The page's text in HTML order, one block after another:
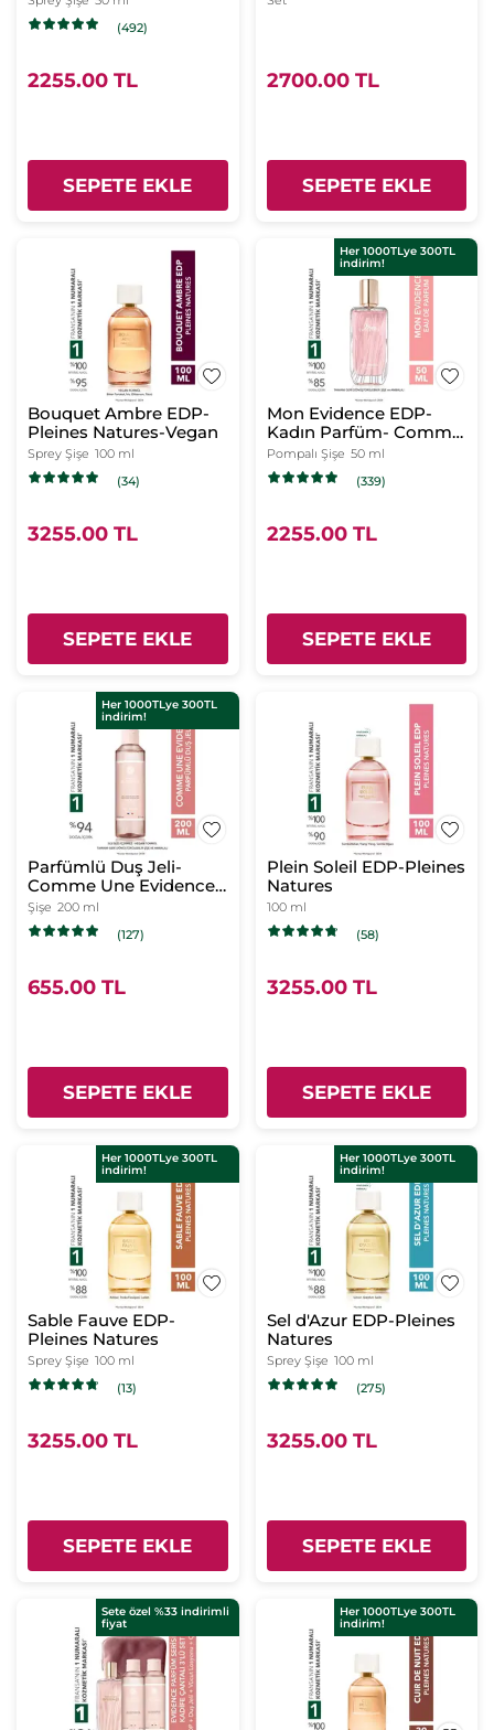
(492)
2255.00 TL
SEPETE EKLE
2700.00 TL
SEPETE EKLE
Bouquet Ambre EDP-
Pleines Natures-Vegan
Sprey Şişe 100 ml
(34)
3255.00 TL
SEPETE EKLE
Her 1000TLye 300TL
indirim!
Mon Evidence EDP-
Kadın Parfüm- Comme
Une Evidence
Pompalı Şişe 50 ml
(339)
2255.00 TL
SEPETE EKLE
Her 1000TLye 300TL
indirim!
Parfümlü Duş Jeli-
Comme Une Evidence-
Kadın Parfüm- Vegan
Şişe 200 ml
(127)
655.00 TL
SEPETE EKLE
Plein Soleil EDP-Pleines
Natures
100 ml
(58)
3255.00 TL
SEPETE EKLE
Her 1000TLye 300TL
indirim!
Sable Fauve EDP-
Pleines Natures
Sprey Şişe 100 ml
(13)
3255.00 TL
SEPETE EKLE
Her 1000TLye 300TL
indirim!
Sel d'Azur EDP-Pleines
Natures
Sprey Şişe 100 ml
(275)
3255.00 TL
SEPETE EKLE
Sete özel %33 indirimli
fiyat
Her 1000TLye 300TL
indirim!